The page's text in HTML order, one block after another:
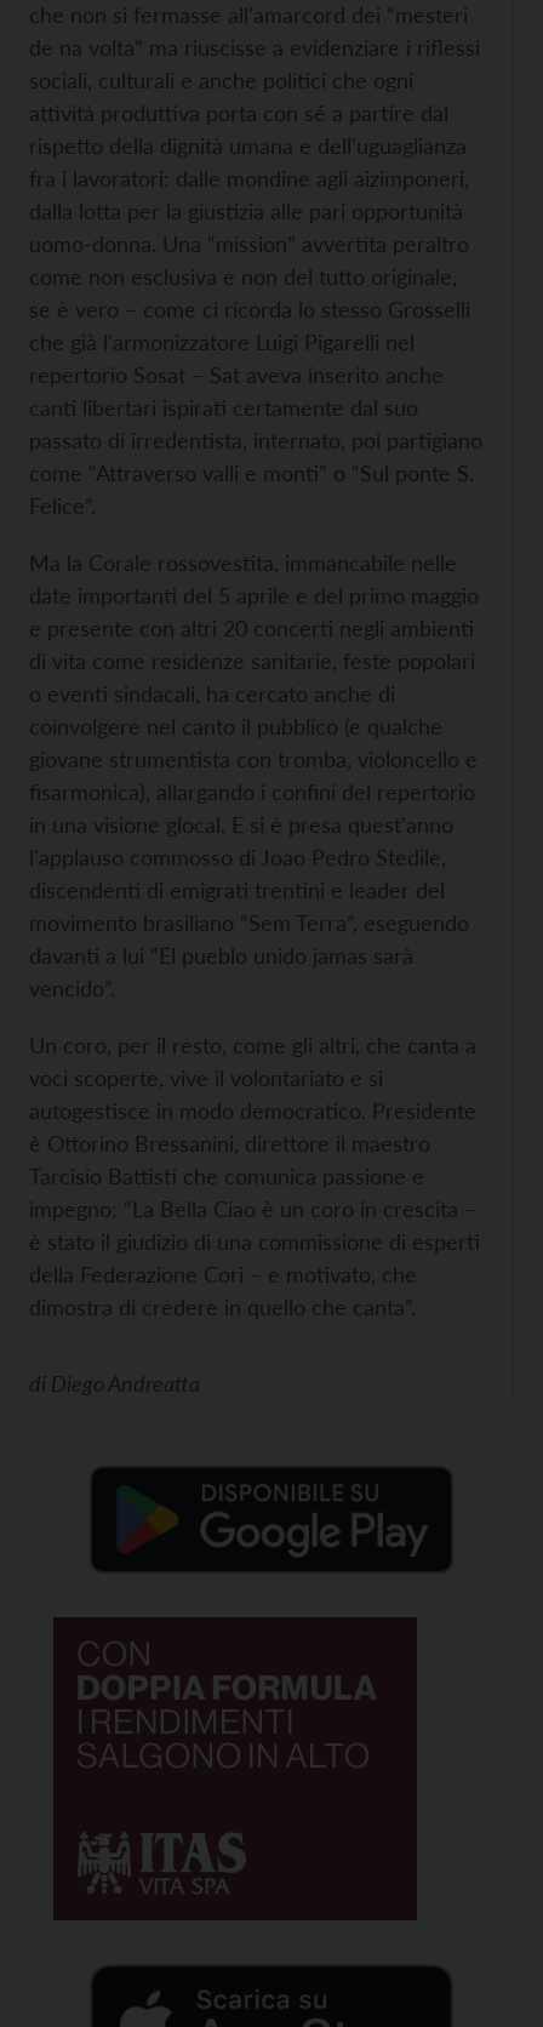
che non si fermasse all'amarcord dei “mesteri
de na volta” ma riuscisse a evidenziare i riflessi
sociali, culturali e anche politici che ogni
attività produttiva porta con sé a partire dal
rispetto della dignità umana e dell'uguaglianza
fra i lavoratori: dalle mondine agli aizimponeri,
dalla lotta per la giustizia alle pari opportunità
uomo-donna. Una “mission” avvertita peraltro
come non esclusiva e non del tutto originale,
se è vero – come ci ricorda lo stesso Grosselli
che già l'armonizzatore Luigi Pigarelli nel
repertorio Sosat – Sat aveva inserito anche
canti libertari ispirati certamente dal suo
passato di irredentista, internato, poi partigiano
come “Attraverso valli e monti” o “Sul ponte S.
Felice”.
Ma la Corale rossovestita, immancabile nelle
date importanti del 5 aprile e del primo maggio
e presente con altri 20 concerti negli ambienti
di vita come residenze sanitarie, feste popolari
o eventi sindacali, ha cercato anche di
coinvolgere nel canto il pubblico (e qualche
giovane strumentista con tromba, violoncello e
fisarmonica), allargando i confini del repertorio
in una visione glocal. E si è presa quest'anno
l'applauso commosso di Joao Pedro Stedile,
discendenti di emigrati trentini e leader del
movimento brasiliano “Sem Terra”, eseguendo
davanti a lui “El pueblo unido jamas sarà
vencido”.
Un coro, per il resto, come gli altri, che canta a
voci scoperte, vive il volontariato e si
autogestisce in modo democratico. Presidente
è Ottorino Bressanini, direttore il maestro
Tarcisio Battisti che comunica passione e
impegno: “La Bella Ciao è un coro in crescita –
è stato il giudizio di una commissione di esperti
della Federazione Cori – e motivato, che
dimostra di credere in quello che canta”.
di Diego Andreatta